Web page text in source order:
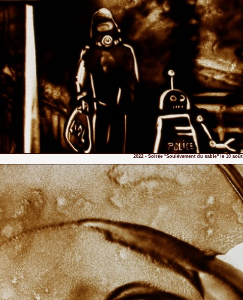
2022 - Soirée "Soulèvement du sable" le 10 août